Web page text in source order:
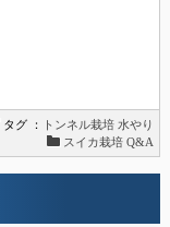
タグ ： トンネル栽培 水やり
スイカ栽培 Q&A